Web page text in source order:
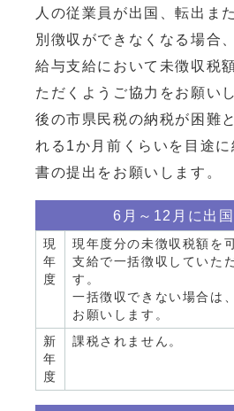
人の従業員が出国、転出ま
別徴収ができなくなる場合
給与支給において未徴収税
ただくようご協力をお願い
後の市県民税の納税が困難
れる1か月前くらいを目途
書の提出をお願いします。
6月～12月に出
現
年
度
現年度分の未徴収税額を
支給で⼀括徴収していた
す。
一括徴収できない場合は
お願いします。
新
年
度
課税されません。